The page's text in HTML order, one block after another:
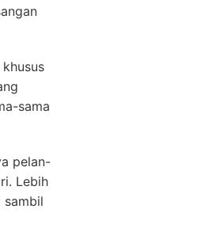
sama
pelan-
Lebih
sambil